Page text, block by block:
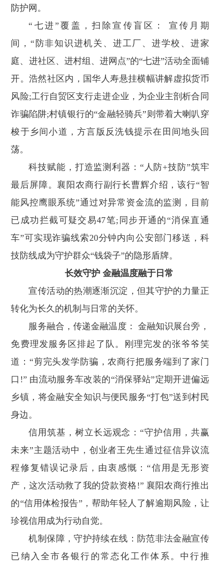
防护网。
“七进”覆盖，扫除宣传盲区： 宣传月期
间，“防非知识进机关、进工厂、进学校、进家
庭、进社区、进村组、进网点”的“七进”活动全面铺
开。浩然社区内，国华人寿悬挂横幅讲解虚拟货币
风险;工行自贸区支行走进企业，为企业主剖析合同
诈骗陷阱;村镇银行的“金融轻骑兵”则带着大喇叭穿
梭于乡间小道，方言版反洗钱提示在田间地头回
荡。
科技赋能，打造监测利器：“人防+技防”筑牢
最后屏障。襄阳农商行副行长曹辉介绍，该行“智
能风控鹰眼系统”通过对异常资金流的监测，目前
已成功拦截可疑交易47笔;同步开通的“消保直通
车”可实现诈骗线索20分钟内向公安部门移送，科
技防线成为守护群众“钱袋子”的隐形盾牌。
长效守护 金融温度融于日常
宣传活动的热潮逐渐沉淀，但其守护的力量正
转化为长久的机制与日常的关怀。
服务融合，传递金融温度： 金融知识展台旁，
免费理发服务区排起了队。刚理完发的张爷爷笑
道：“剪完头发学防骗，农商行把服务端到了家门
口!” 由流动服务车改装的“消保驿站”定期开进偏远
乡镇，将金融安全知识与便民服务“打包”送到村民
身边。
信用筑基，树立长远观念：“守护信用，共赢
未来”主题活动中，创业者王先生通过征信异议流
程修复错误记录后，由衷感慨：“信用是无形资
产，这次活动救了我的贷款资格!” 襄阳农商行推出
的“信用体检报告”，帮助年轻人了解逾期风险，让
珍视信用成为行动自觉。
机制保障，守护持续在线：防范非法金融宣传
已纳入全市各银行的常态化工作体系。中行推